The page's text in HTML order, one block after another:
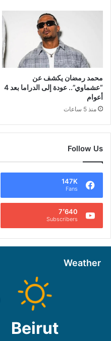
محمد رمضان يكشف عن
“عشماوي”.. عودة إلى الدراما بعد 4
أعوام
منذ 5 ساعات
Follow Us
147K
Fans
7٬640
Subscribers
Weather
Beirut